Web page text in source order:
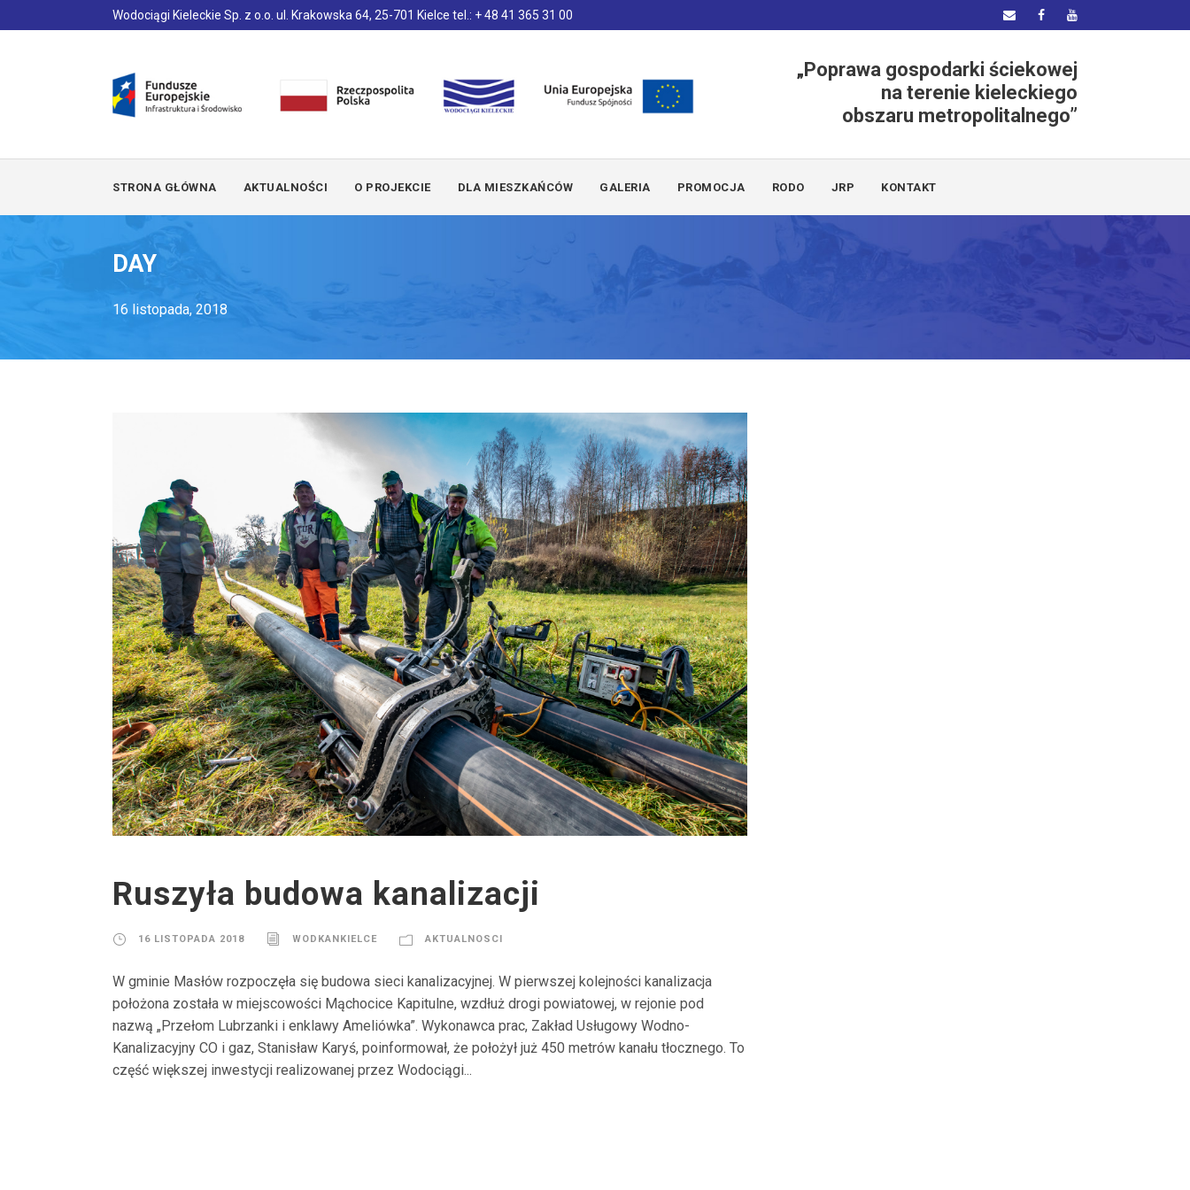
Wodociągi Kieleckie Sp. z o.o. ul. Krakowska 64, 25-701 Kielce tel.: + 48 41 365 31 00
„Poprawa gospodarki ściekowej
na terenie kieleckiego
obszaru metropolitalnego”
STRONA GŁÓWNA AKTUALNOŚCI O PROJEKCIE DLA MIESZKAŃCÓW GALERIA PROMOCJA RODO JRP KONTAKT
DAY
16 listopada, 2018
Ruszyła budowa kanalizacji
16 LISTOPADA 2018 WODKANKIELCE AKTUALNOSCI
W gminie Masłów rozpoczęła się budowa sieci kanalizacyjnej. W pierwszej kolejności kanalizacja
położona została w miejscowości Mąchocice Kapitulne, wzdłuż drogi powiatowej, w rejonie pod
nazwą „Przełom Lubrzanki i enklawy Ameliówka”. Wykonawca prac, Zakład Usługowy Wodno-
Kanalizacyjny CO i gaz, Stanisław Karyś, poinformował, że położył już 450 metrów kanału tłocznego. To
część większej inwestycji realizowanej przez Wodociągi...